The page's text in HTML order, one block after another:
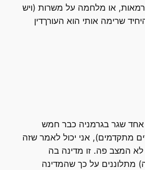
או מלחמה על משרות (ויש
שרימה אותי הוא העורךדין
אחד שגר בגרמניה כבר חמש
מתקדמים), אני יכול לאמר שזה
פה. זו מדינה בה
מתלוננים על כך שהמדינה